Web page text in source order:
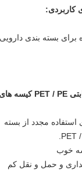
برای بسته بندی
PET / PE کیسه های لمینت چاپ شده حلق آویز سوراخ سه طرفه مهر و موم